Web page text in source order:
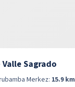
Sagrado
Merkez: 15.9 km